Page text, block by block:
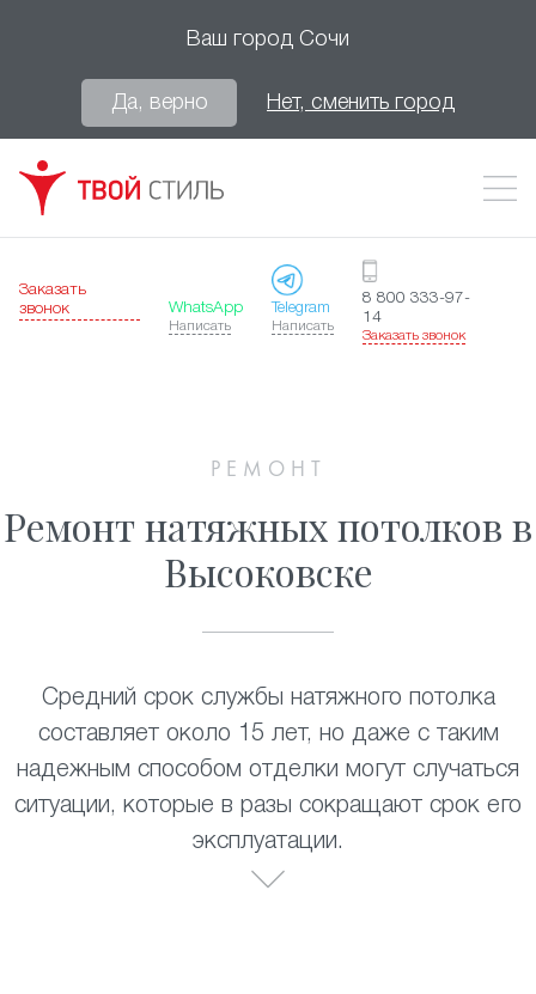
Ваш город Сочи
Да, верно Нет, сменить город
Заказать
звонок
WhatsApp
Написать
Telegram
Написать
8 800 333-97-
14
Заказать звонок
РЕМОНТ
Ремонт натяжных потолков в
Высоковске
Средний срок службы натяжного потолка
составляет около 15 лет, но даже с таким
надежным способом отделки могут случаться
ситуации, которые в разы сокращают срок его
эксплуатации.